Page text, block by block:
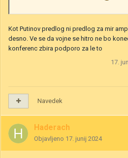
Kot Putinov predlog ni predlog za mir
desno. Ve se da vojne se hitro ne bo
konferenc zbira podporo za le to
17.
Navedek
Haderach
Objavljeno 17. junij 2024